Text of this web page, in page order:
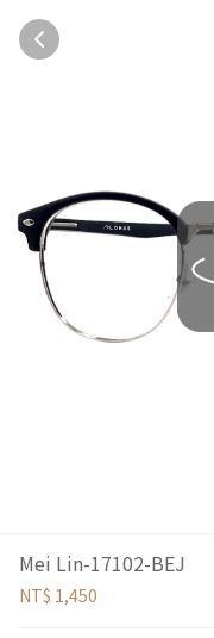
Mei Lin-17102-BEJ
NT$ 1,450